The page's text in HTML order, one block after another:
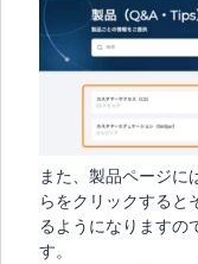
また、製品ページに
らをクリックすると
るようになりますの
す。